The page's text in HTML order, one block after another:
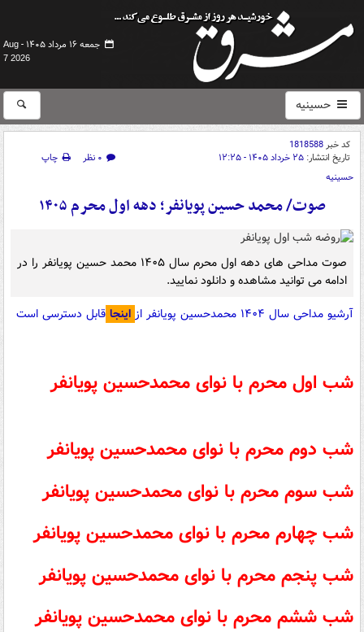
جمعه ۱۶ مرداد ۱۴۰۵ -
Aug
7 2026
حسینیه
کد خبر1818588
تاریخ انتشار: ۲۵ خرداد ۱۴۰۵ - ۱۲:۲۵ ۰ نظر
چاپ
حسینیه
صوت/ محمد حسین پویانفر؛ دهه اول محرم ۱۴۰۵
صوت مداحی های دهه اول محرم سال ۱۴۰۵ محمد حسین پویانفر را در
ادامه می توانید مشاهده و دانلود نمایید.
آرشیو مداحی سال ۱۴۰۴ محمدحسین پویانفر از
اینجا قابل دسترسی است
شب اول محرم با نوای محمدحسین پویانفر
شب دوم محرم با نوای محمدحسین پویانفر
شب سوم محرم با نوای محمدحسین پویانفر
شب چهارم محرم با نوای محمدحسین پویانفر
شب پنجم محرم با نوای محمدحسین پویانفر
شب ششم محرم با نوای محمدحسین پویانفر